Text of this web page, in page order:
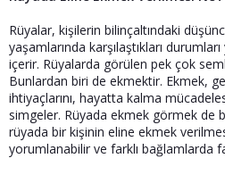
a
t
a
n
r
h
i
Rüyalar, kişilerin bilinçaltındaki
yaşamlarında karşılaştıkları
içerir. Rüyalarda görülen pek çok
Bunlardan biri de ekmektir. Ekmek,
ihtiyaçlarını, hayatta kalma
simgeler. Rüyada ekmek görmek de
rüyada bir kişinin eline ekmek
yorumlanabilir ve farklı bağlamlarda